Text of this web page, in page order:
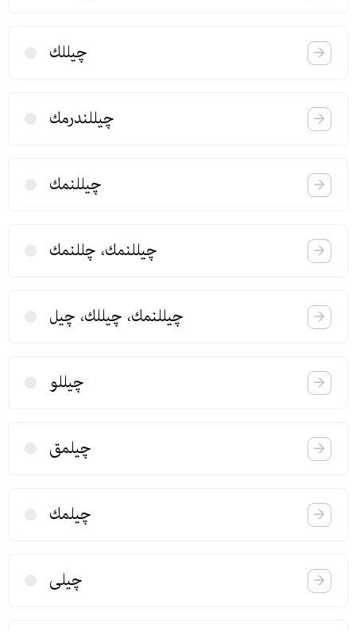
چیللك
چیللندرمك
چیللنمك
چیللنمك، چللنمك
چیللنمك، چیللك، چیل
چیللو
چیلمق
چیلمك
چیلی